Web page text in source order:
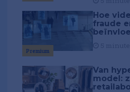
Premium
Hoe
fraude
Van
model: